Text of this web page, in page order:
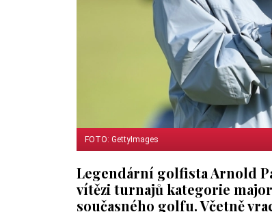
FOTO: GettyImages
Legendární golfista Arnold
vítězi turnajů kategorie
současného golfu. Včetně